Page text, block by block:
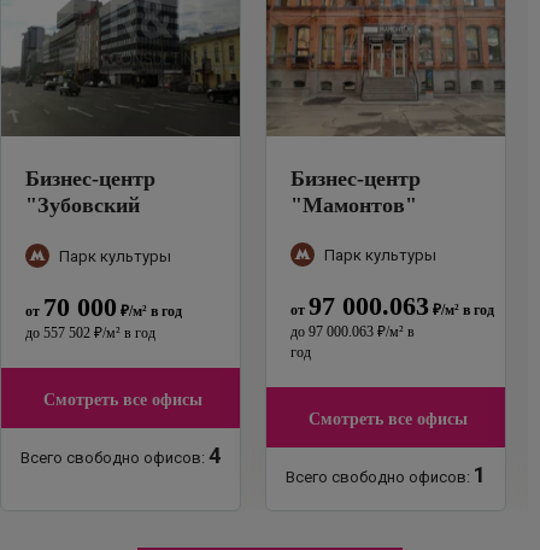
Бизнес-центр
"Зубовский
Парк культуры
от 70 000 ₽/м² в год
до 557 502 ₽/м² в год
Смотреть все офисы
Всего свободно офисов: 4
Бизнес-центр
"Мамонтов"
Парк культуры
от 97 000.063 ₽/м² в год
до 97 000.063 ₽/м² в
год
Смотреть все офисы
Всего свободно офисов: 1